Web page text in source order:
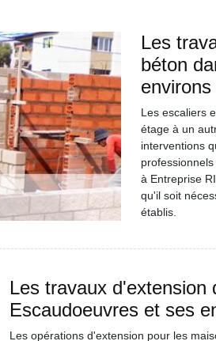
Les
béton
environs
Les escaliers
étage à un
interventions
à Entreprise
qu'il soit
établis.
Les travaux d'extension
Escaudoeuvres et ses
Les opérations d'extension pour les